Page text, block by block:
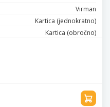
Virman
Kartica (jednokratno)
Kartica (obročno)